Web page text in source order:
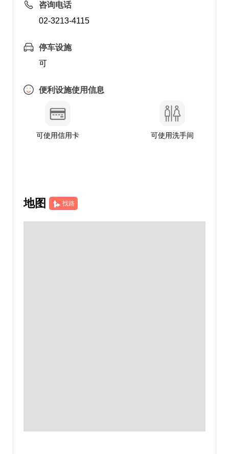
咨询电话
02-3213-4115
停车设施
可
便利设施使用信息
可使用信用卡 可使用洗手间
地图 找路